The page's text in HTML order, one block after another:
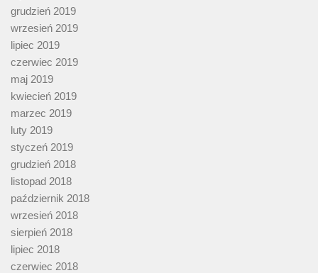
grudzień 2019
wrzesień 2019
lipiec 2019
czerwiec 2019
maj 2019
kwiecień 2019
marzec 2019
luty 2019
styczeń 2019
grudzień 2018
listopad 2018
październik 2018
wrzesień 2018
sierpień 2018
lipiec 2018
czerwiec 2018